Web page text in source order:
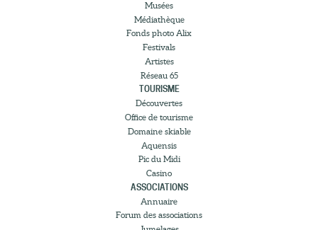
Musées
Médiathèque
Fonds photo Alix
Festivals
Artistes
Réseau 65
TOURISME
Découvertes
Office de tourisme
Domaine skiable
Aquensis
Pic du Midi
Casino
ASSOCIATIONS
Annuaire
Forum des associations